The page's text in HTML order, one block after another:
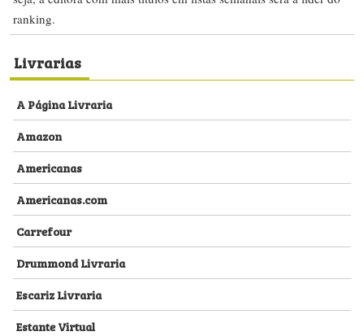
ranking.
Livrarias
A Página Livraria
Amazon
Americanas
Americanas.com
Carrefour
Drummond Livraria
Escariz Livraria
Estante Virtual